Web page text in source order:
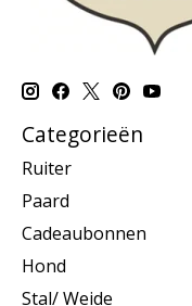
Categorieën
Ruiter
Paard
Cadeaubonnen
Hond
Stal/ Weide